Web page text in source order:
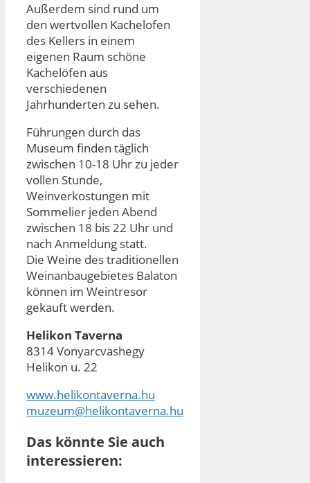
Außerdem sind rund um
den wertvollen Kachelofen
des Kellers in einem
eigenen Raum schöne
Kachelöfen aus
verschiedenen
Jahrhunderten zu sehen.
Führungen durch das
Museum finden täglich
zwischen 10-18 Uhr zu jeder
vollen Stunde,
Weinverkostungen mit
Sommelier jeden Abend
zwischen 18 bis 22 Uhr und
nach Anmeldung statt.
Die Weine des traditionellen
Weinanbaugebietes Balaton
können im Weintresor
gekauft werden.
Helikon Taverna
8314 Vonyarcvashegy
Helikon u. 22
www.helikontaverna.hu
muzeum@helikontaverna.hu
Das könnte Sie auch
interessieren: